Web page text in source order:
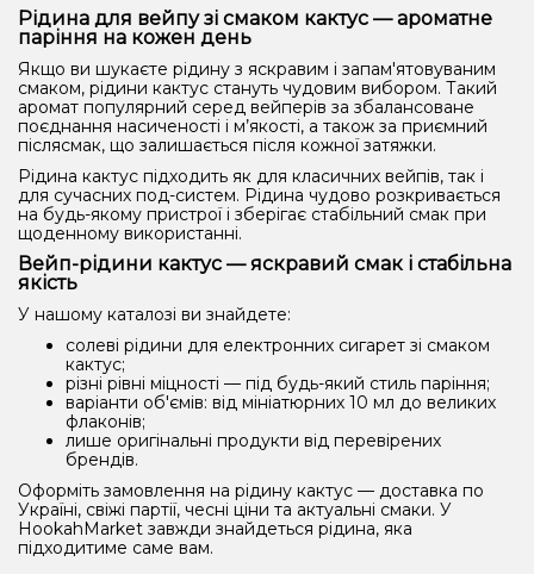
Рідина для вейпу зі смаком кактус — ароматне
паріння на кожен день
Якщо ви шукаєте рідину з яскравим і запам'ятовуваним
смаком, рідини кактус стануть чудовим вибором. Такий
аромат популярний серед вейперів за збалансоване
поєднання насиченості і м’якості, а також за приємний
післясмак, що залишається після кожної затяжки.
Рідина кактус підходить як для класичних вейпів, так і
для сучасних под-систем. Рідина чудово розкривається
на будь-якому пристрої і зберігає стабільний смак при
щоденному використанні.
Вейп-рідини кактус — яскравий смак і стабільна
якість
У нашому каталозі ви знайдете:
солеві рідини для електронних сигарет зі смаком
кактус;
різні рівні міцності — під будь-який стиль паріння;
варіанти об'ємів: від мініатюрних 10 мл до великих
флаконів;
лише оригінальні продукти від перевірених
брендів.
Оформіть замовлення на рідину кактус — доставка по
Україні, свіжі партії, чесні ціни та актуальні смаки. У
HookahMarket завжди знайдеться рідина, яка
підходитиме саме вам.